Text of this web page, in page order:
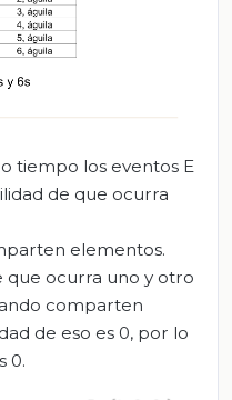
tiempo los eventos E
de que ocurra
elementos.
que ocurra uno y otro
comparten
de eso es 0, por lo
0.